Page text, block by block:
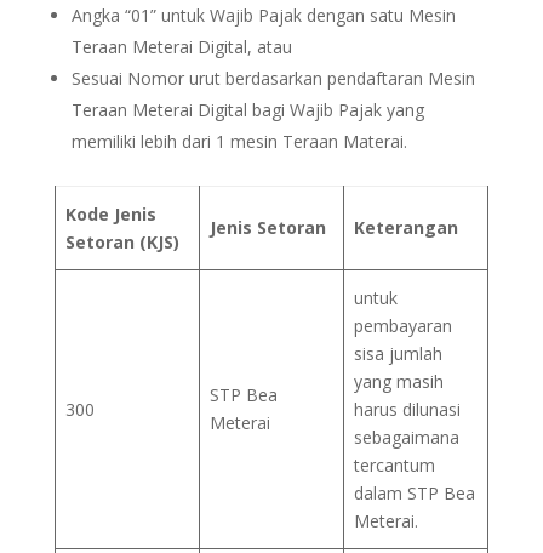
Angka “01” untuk Wajib Pajak dengan satu Mesin
Teraan Meterai Digital, atau
Sesuai Nomor urut berdasarkan pendaftaran Mesin
Teraan Meterai Digital bagi Wajib Pajak yang
memiliki lebih dari 1 mesin Teraan Materai.
Kode Jenis
Setoran (KJS)
Jenis Setoran Keterangan
300
STP Bea
Meterai
untuk
pembayaran
sisa jumlah
yang masih
harus dilunasi
sebagaimana
tercantum
dalam STP Bea
Meterai.